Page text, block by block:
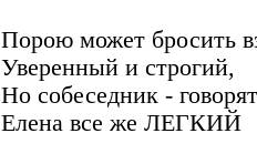
Порою может бросить
Уверенный и строгий,
Но собеседник -
Елена все же ЛЕГКИЙ